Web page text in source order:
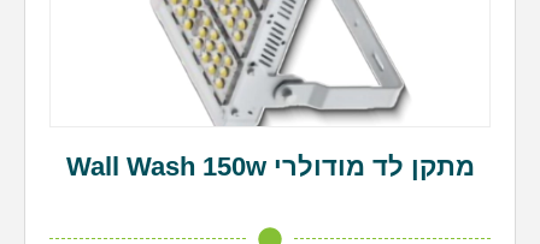
מתקן לד מודולרי Wall Wash 150w